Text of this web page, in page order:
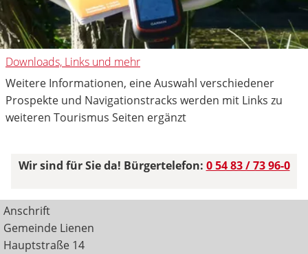
Downloads, Links und mehr
Weitere Informationen, eine Auswahl verschiedener
Prospekte und Navigationstracks werden mit Links zu
weiteren Tourismus Seiten ergänzt
Wir sind für Sie da! Bürgertelefon: 0 54 83 / 73 96-0
Anschrift
Gemeinde Lienen
Hauptstraße 14